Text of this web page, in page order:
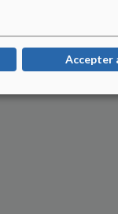
Accepter